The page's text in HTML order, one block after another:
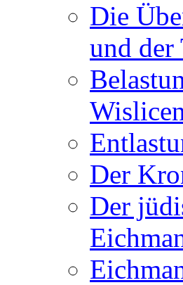
Die
und der
Der
Der